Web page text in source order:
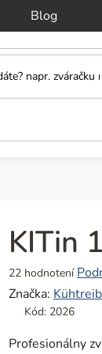
Blog
KITin
Priemerné
hodnotenie
produktu
5,0
22 hodnotení
Značka:
Kód: 2026
Profesionálny